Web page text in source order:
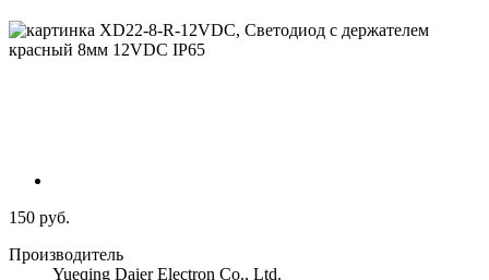
150 руб.
Производитель
Yueqing Daier Electron Co., Ltd.